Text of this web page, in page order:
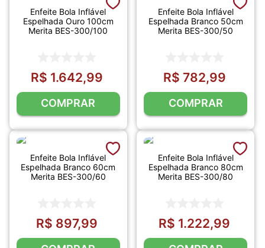
Enfeite Bola Inflável
Espelhada Ouro 100cm
Merita BES-300/100
R$ 1.642,99
COMPRAR
Enfeite Bola Inflável
Espelhada Branco 50cm
Merita BES-300/50
R$ 782,99
COMPRAR
Enfeite Bola Inflável
Espelhada Branco 60cm
Merita BES-300/60
R$ 897,99
Enfeite Bola Inflável
Espelhada Branco 80cm
Merita BES-300/80
R$ 1.222,99